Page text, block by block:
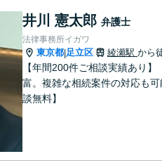
井川 憲太郎 弁護士
法律事務所イガワ
東京都|足立区 綾瀬駅 から
【年間200件ご相談実績あり
富。複雑な相続案件の対応も
談無料】